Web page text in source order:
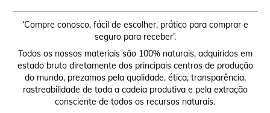
‘Compre conosco, fácil de escolher, prático para comprar e
seguro para receber’.
Todos os nossos materiais são 100% naturais, adquiridos em
estado bruto diretamente dos principais centros de produção
do mundo, prezamos pela qualidade, ética, transparência,
rastreabilidade de toda a cadeia produtiva e pela extração
consciente de todos os recursos naturais.